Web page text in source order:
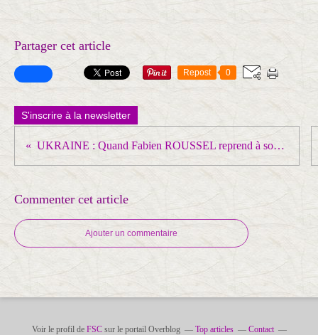
Partager cet article
Repost 0
S'inscrire à la newsletter
UKRAINE : Quand Fabien ROUSSEL reprend à son compte le récit euro-atlantiste...
Commenter cet article
Ajouter un commentaire
Voir le profil de FSCsur le portail Overblog Top articles Contact